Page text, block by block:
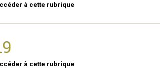
à cette rubrique
à cette rubrique